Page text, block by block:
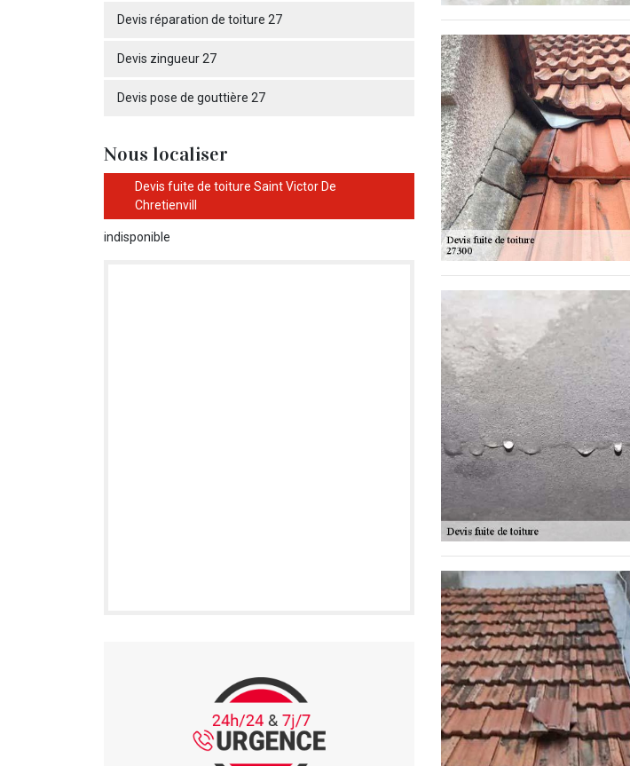
Devis réparation de toiture 27
Devis zingueur 27
Devis pose de gouttière 27
Nous localiser
Devis fuite de toiture Saint Victor De
Chretienvill
indisponible